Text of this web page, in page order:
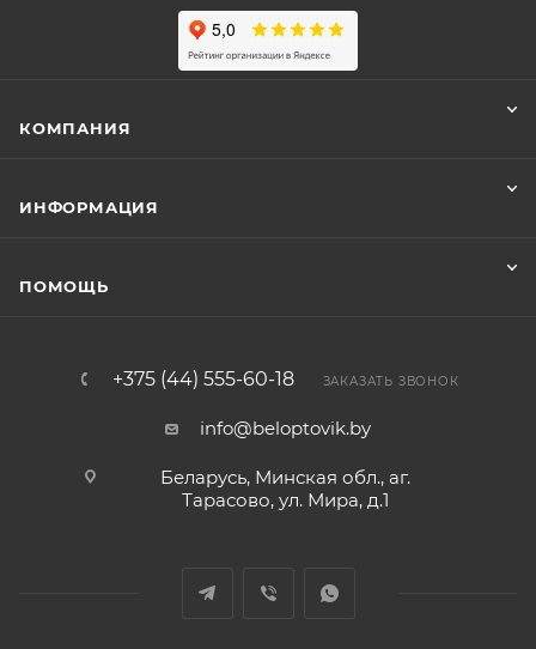
КОМПАНИЯ
ИНФОРМАЦИЯ
ПОМОЩЬ
+375 (44) 555-60-18 ЗАКАЗАТЬ ЗВОНОК
info@beloptovik.by
Беларусь, Минская обл., аг.
Тарасово, ул. Мира, д.1